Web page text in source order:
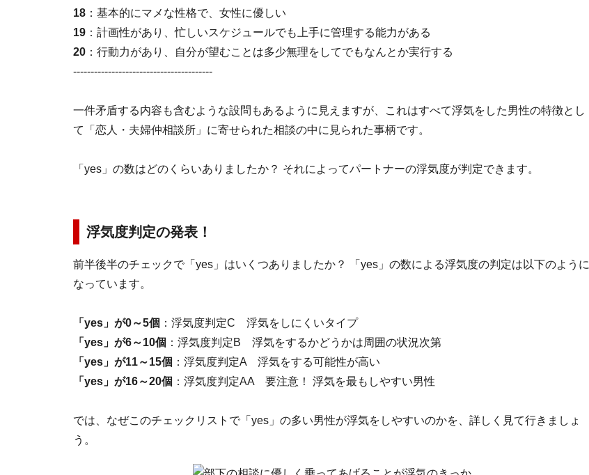
18 ：基本的にマメな性格で、女性に優しい
19 ：計画性があり、忙しいスケジュールでも上手に管理する能力がある
20 ：行動力があり、自分が望むことは多少無理をしてでもなんとか実行する
----------------------------------------
一件矛盾する内容も含むような設問もあるように見えますが、これはすべて浮気をした男性の特徴とし
て「恋人・夫婦仲相談所」に寄せられた相談の中に見られた事柄です。
「yes」の数はどのくらいありましたか？ それによってパートナーの浮気度が判定できます。
浮気度判定の発表！
前半後半のチェックで「yes」はいくつありましたか？ 「yes」の数による浮気度の判定は以下のように
なっています。
「yes」が0～5個 ：浮気度判定C 浮気をしにくいタイプ
「yes」が6～10個 ：浮気度判定B 浮気をするかどうかは周囲の状況次第
「yes」が11～15個 ：浮気度判定A 浮気をする可能性が高い
「yes」が16～20個 ：浮気度判定AA 要注意！ 浮気を最もしやすい男性
では、なぜこのチェックリストで「yes」の多い男性が浮気をしやすいのかを、詳しく見て行きましょ
う。